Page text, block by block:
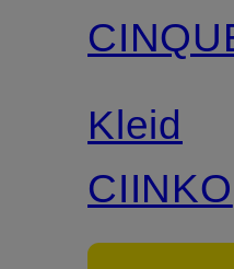
Kleid
CIINKO